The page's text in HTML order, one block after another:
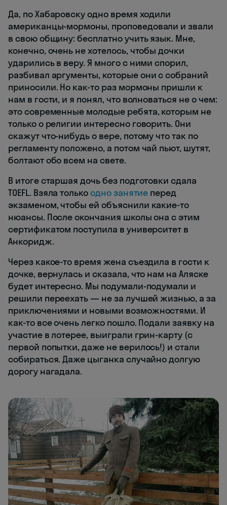
Да, по Хабаровску одно время ходили
американцы-мормоны, проповедовали и звали
в свою общину: бесплатно учить язык. Мне,
конечно, очень не хотелось, чтобы дочки
ударились в веру. Я много с ними спорил,
разбивал аргументы, которые они с собраний
приносили. Но как-то раз мормоны пришли к
нам в гости, и я понял, что волноваться не о чем:
это современные молодые ребята, которым не
только о религии интересно говорить. Они
скажут что-нибудь о вере, потому что так по
регламенту положено, а потом чай пьют, шутят,
болтают обо всем на свете.
В итоге старшая дочь без подготовки сдала
TOEFL. Взяла толькоодно занятие перед
экзаменом, чтобы ей объяснили какие-то
нюансы. После окончания школы она с этим
сертификатом поступила в университет в
Анкоридж.
Через какое-то время жена съездила в гости к
дочке, вернулась и сказала, что нам на Аляске
будет интересно. Мы подумали-подумали и
решили переехать — не за лучшей жизнью, а за
приключениями и новыми возможностями. И
как-то все очень легко пошло. Подали заявку на
участие в лотерее, выиграли грин-карту (с
первой попытки, даже не верилось!) и стали
собираться. Даже цыганка случайно долгую
дорогу нагадала.